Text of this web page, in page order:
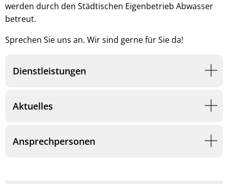
werden durch den Städtischen Eigenbetrieb Abwasser
betreut.
Sprechen Sie uns an. Wir sind gerne für Sie da!
Dienstleistungen
Aktuelles
Ansprechpersonen